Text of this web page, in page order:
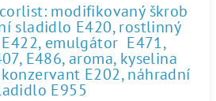
modifikovaný škrob
sladidlo E420, rostlinný
emulgátor E471,
E486, aroma, kyselina
E202, náhradní
E955